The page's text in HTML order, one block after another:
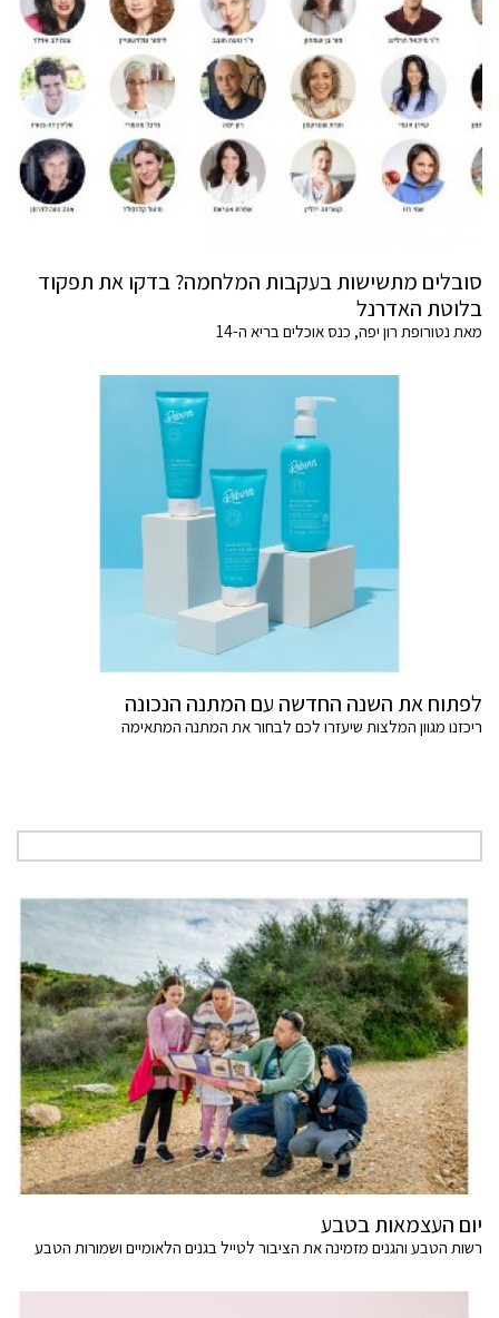
סובלים מתשישות בעקבות המלחמה? בדקו את תפקוד
בלוטת האדרנל
מאת נטורופת רון יפה, כנס אוכלים בריא ה-14
לפתוח את השנה החדשה עם המתנה הנכונה
ריכזנו מגוון המלצות שיעזרו לכם לבחור את המתנה המתאימה
יום העצמאות בטבע
רשות הטבע והגנים מזמינה את הציבור לטייל בגנים הלאומיים ושמורות הטבע